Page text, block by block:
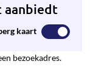
aanbiedt
kaart
bezoekadres.